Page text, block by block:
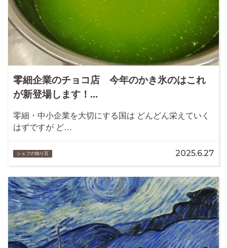
零細企業のチョコ店 今年のかき氷のはこれ
が新登場します！...
零細・中小企業を大切にする国は どんどん栄えていく
はずですが ど…
シェフの独り言 2025.6.27